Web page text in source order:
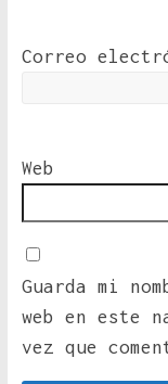
Correo
Web
Guarda mi
web en este
vez que